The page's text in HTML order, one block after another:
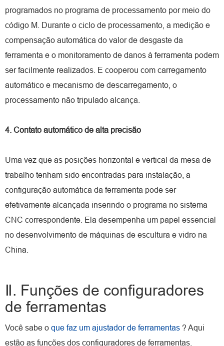
programados no programa de processamento por meio do
código M. Durante o ciclo de processamento, a medição e
compensação automática do valor de desgaste da
ferramenta e o monitoramento de danos à ferramenta podem
ser facilmente realizados. E cooperou com carregamento
automático e mecanismo de descarregamento, o
processamento não tripulado alcança.
4. Contato automático de alta precisão
Uma vez que as posições horizontal e vertical da mesa de
trabalho tenham sido encontradas para instalação, a
configuração automática da ferramenta pode ser
efetivamente alcançada inserindo o programa no sistema
CNC correspondente. Ela desempenha um papel essencial
no desenvolvimento de máquinas de escultura e vidro na
China.
Ⅱ. Funções de configuradores
de ferramentas
Você sabe o que faz um ajustador de ferramentas ? Aqui
estão as funções dos configuradores de ferramentas.